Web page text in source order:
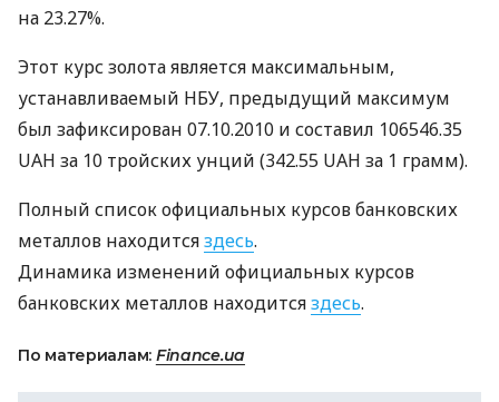
на 23.27%.
Этот курс золота является максимальным,
устанавливаемый НБУ, предыдущий максимум
был зафиксирован 07.10.2010 и составил 106546.35
UAH за 10 тройских унций (342.55 UAH за 1 грамм).
Полный список официальных курсов банковских
металлов находитсяздесь.
Динамика изменений официальных курсов
банковских металлов находитсяздесь.
По материалам: Finance.ua